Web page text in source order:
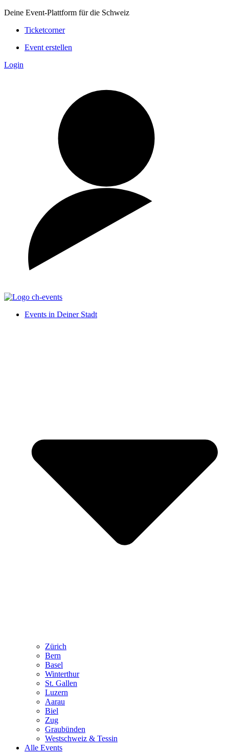
Deine Event-Plattform für die Schweiz
Ticketcorner
Event erstellen
Login
Events in Deiner Stadt
Zürich
Bern
Basel
Winterthur
St. Gallen
Luzern
Aarau
Biel
Zug
Graubünden
Westschweiz & Tessin
Alle Events